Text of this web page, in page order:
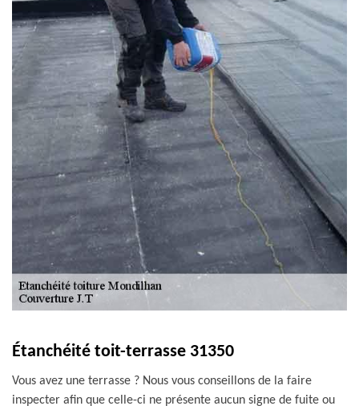
Étanchéité toit-terrasse 31350
Vous avez une terrasse ? Nous vous conseillons de la faire
inspecter afin que celle-ci ne présente aucun signe de fuite ou